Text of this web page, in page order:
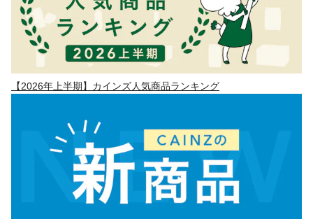
【2026年上半期】カインズ人気商品ランキング